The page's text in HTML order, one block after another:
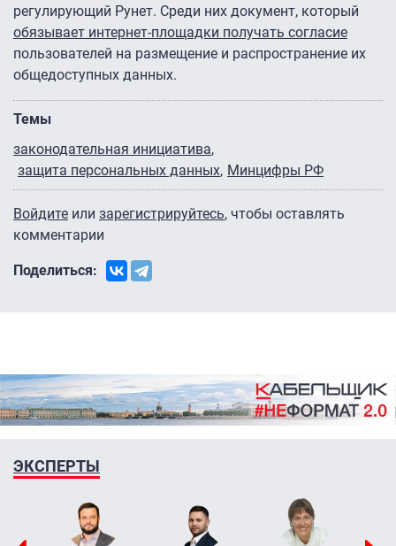
регулирующий Рунет. Среди них документ, который
обязывает интернет-площадки получать согласие
пользователей на размещение и распространение их
общедоступных данных.
Темы
законодательная инициатива
защита персональных данных Минцифры РФ
Войдите или зарегистрируйтесь, чтобы оставлять
комментарии
Поделиться:
ЭКСПЕРТЫ